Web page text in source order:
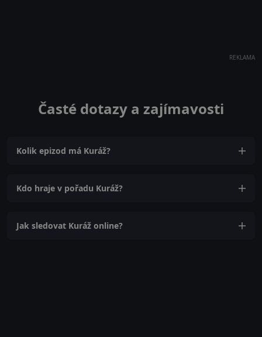
REKLAMA
Časté dotazy a zajímavosti
Kolik epizod má Kuráž?
Kdo hraje v pořadu Kuráž?
Jak sledovat Kuráž online?